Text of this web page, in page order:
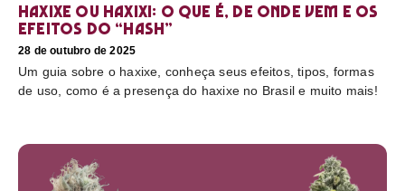
Haxixe ou Haxixi: o que é, de onde vem e os
efeitos do “hash”
28 de outubro de 2025
Um guia sobre o haxixe, conheça seus efeitos, tipos, formas
de uso, como é a presença do haxixe no Brasil e muito mais!